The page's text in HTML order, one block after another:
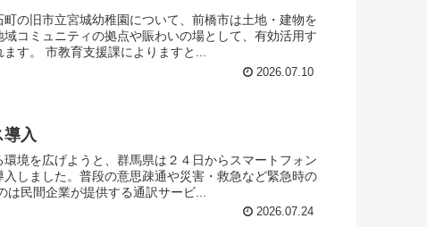
の旧市立宮城幼稚園について、前橋市は土地・建物を
コミュニティの拠点や賑わいの場として、有効活用す
す。 市教育支援課によりますと...
2026.07.10
入
境を広げようと、群馬県は２４日からスマートフォン
しました。普段の意思疎通や災害・救急など緊急時の
民間企業が提供する通訳サービ...
2026.07.24